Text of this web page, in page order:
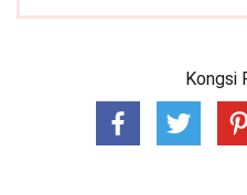
Kongsi